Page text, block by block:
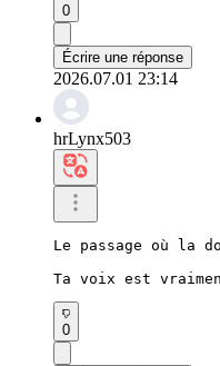
0
Écrire une réponse
2026.07.01 23:14
hrLynx503
Le passage où la
Ta voix est
0